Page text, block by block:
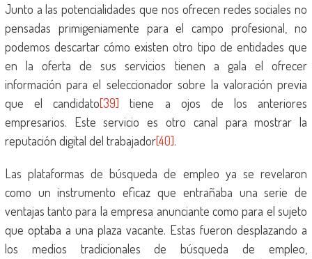
Junto a las potencialidades que nos ofrecen redes sociales no
pensadas primigeniamente para el campo profesional, no
podemos descartar cómo existen otro tipo de entidades que
en la oferta de sus servicios tienen a gala el ofrecer
información para el seleccionador sobre la valoración previa
que el candidato[39] tiene a ojos de los anteriores
empresarios. Este servicio es otro canal para mostrar la
reputación digital del trabajador[40].
Las plataformas de búsqueda de empleo ya se revelaron
como un instrumento eficaz que entrañaba una serie de
ventajas tanto para la empresa anunciante como para el sujeto
que optaba a una plaza vacante. Estas fueron desplazando a
los medios tradicionales de búsqueda de empleo,